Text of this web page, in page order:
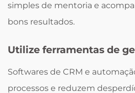
simples de mentoria e
bons resultados.
Utilize ferramentas de
Softwares de CRM e
processos e reduzem